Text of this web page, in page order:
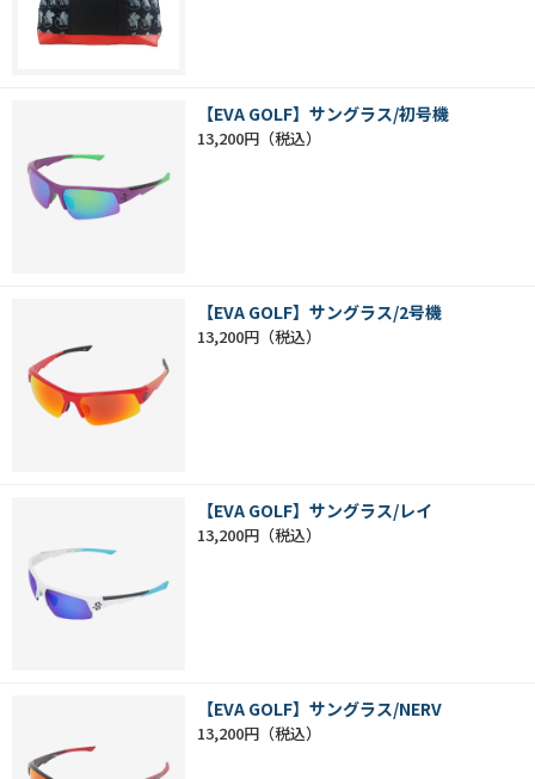
【EVA GOLF】サングラス/初号機
13,200円
【EVA GOLF】サングラス/2号機
13,200円
【EVA GOLF】サングラス/レイ
13,200円
【EVA GOLF】サングラス/NERV
13,200円